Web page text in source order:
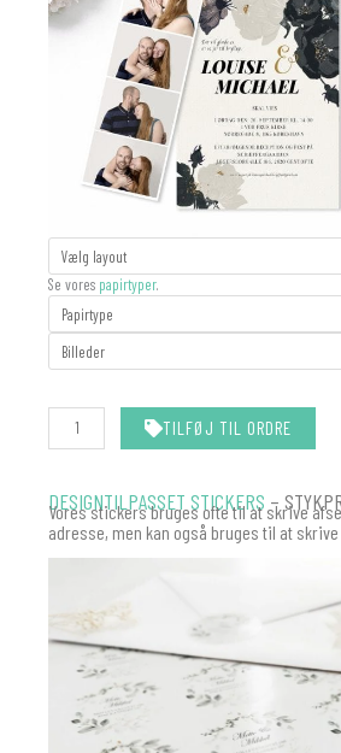
Se vores papirtyper.
FOTOSTRIBE
BRYLLUP
antal
TILFØJ TIL ORDRE
DESIGNTILPASSET STICKERS –
Vores stickers bruges ofte til at skrive
adresse, men kan også bruges til at